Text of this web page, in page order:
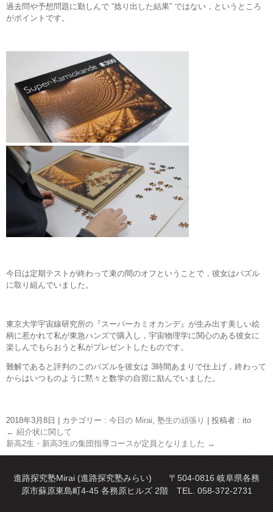
過去問や予想問題に勤しんで “捻り出した結果” ではない，というところ
がポイントです。
今日は定期テストが終わって束の間のオフということで，彼女はパズル
に取り組んでいました。
東京大学宇宙線研究所の『スーパーカミオカンデ』が生み出す美しい絵
柄に惹かれて私が東急ハンズで購入し，宇宙物理学に関心のある彼女に
楽しんでもらおうと私がプレゼントしたものです。
難解であると評判のこのパズルを彼女は 3時間あまりで仕上げ，終わって
からはいつものように黙々と数学の自習に励んでいました。
2018年3月8日 カテゴリー : 今日の Mirai, 塾生の頑張り
投稿者 : ito
← 紹介状に関して
新高2生・新高3生の集団指導コースが定員となりました →
進路探究塾Mirai (進路探究塾みらい) 〒504-0816 岐阜県各務
原市蘇原東島町4-45 各務原ヒルズ 2階 TEL. 058-372-2731